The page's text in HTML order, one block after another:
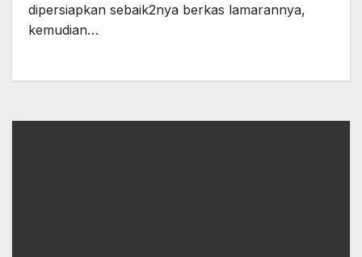
dipersiapkan sebaik2nya berkas lamarannya,
kemudian…